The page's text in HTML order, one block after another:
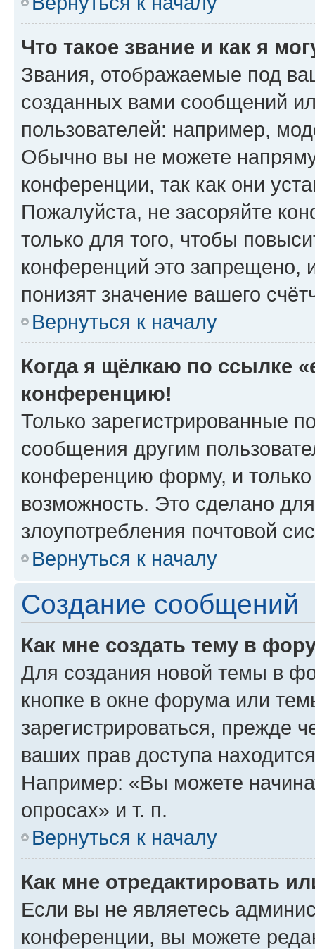
Что такое звание и как я
Звания, отображаемые под
созданных вами сообщений
пользователей: например,
Обычно вы не можете
конференции, так как они
Пожалуйста, не засоряйте
только для того, чтобы
конференций это запрещено,
понизят значение вашего
Вернуться к началу
Когда я щёлкаю по ссылке
конференцию!
Только зарегистрированные
сообщения другим
конференцию форму, и
возможность. Это сделано
злоупотребления почтовой
Вернуться к началу
Создание сообщений
Как мне создать тему в
Для создания новой темы в
кнопке в окне форума или
зарегистрироваться, прежде
ваших прав доступа
Например: «Вы можете
опросах» и т. п.
Вернуться к началу
Как мне отредактировать
Если вы не являетесь
конференции, вы можете